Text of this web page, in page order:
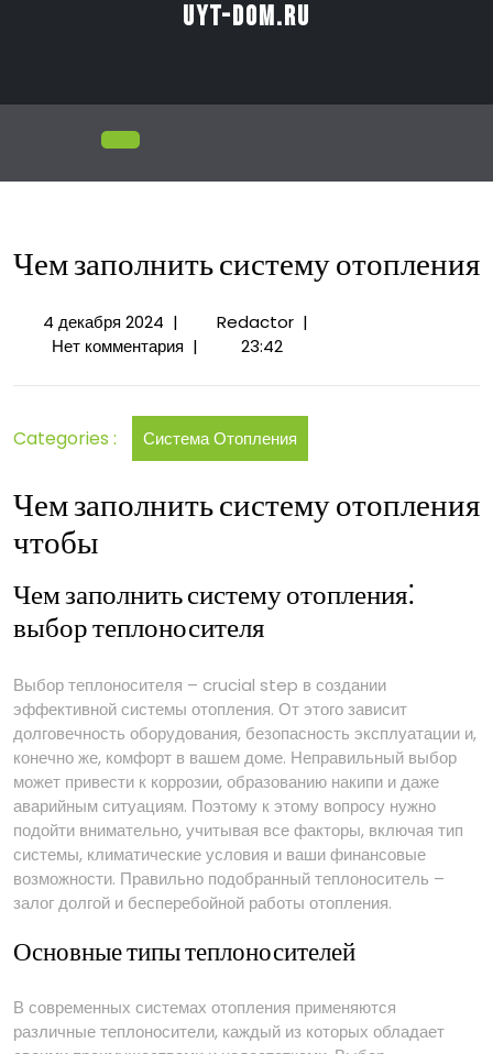
uyt-dom.ru
Чем заполнить систему отопления
4 декабря 20244
декабря
| RedactorЧем
отопления
|
Нет комментария | 23:42
Categories : Система Отопления
Чем заполнить систему отопления
чтобы
Чем заполнить систему отопления⁚
выбор теплоносителя
Выбор теплоносителя – crucial step в создании
эффективной системы отопления. От этого зависит
долговечность оборудования, безопасность эксплуатации и,
конечно же, комфорт в вашем доме. Неправильный выбор
может привести к коррозии, образованию накипи и даже
аварийным ситуациям. Поэтому к этому вопросу нужно
подойти внимательно, учитывая все факторы, включая тип
системы, климатические условия и ваши финансовые
возможности. Правильно подобранный теплоноситель –
залог долгой и бесперебойной работы отопления.
Основные типы теплоносителей
В современных системах отопления применяются
различные теплоносители, каждый из которых обладает